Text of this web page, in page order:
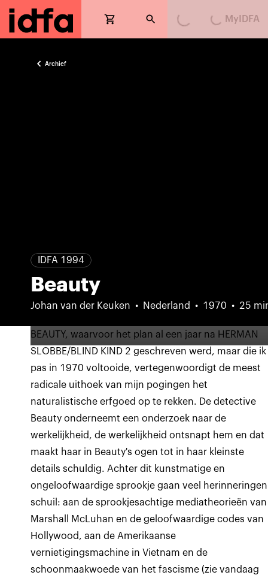
Loading...Loading...
MyIDFA
Archief
IDFA 1994
Beauty
Johan van der Keuken Nederland 1970 25
BEAUTY, waarvoor het plan al een jaar na HERMAN
SLOBBE/BLIND KIND 2 geschreven werd, maar die ik
pas in 1970 voltooide, vertegenwoordigt de meest
radicale uithoek van mijn pogingen het
naturalistische erfgoed op te rekken. De detective
Beauty onderneemt een onderzoek naar de
werkelijkheid, de werkelijkheid ontsnapt hem en dat
maakt haar in Beauty's ogen tot in haar kleinste
details schuldig. Achter dit kunstmatige en
ongeloofwaardige sprookje gaan veel herinneringen
schuil: aan de sprookjesachtige mediatheorieën van
Marshall McLuhan en de geloofwaardige codes van
Hollywood, aan de Amerikaanse
vernietigingsmachine in Vietnam en de
schoonmaakwoede van het fascisme (zie vandaag